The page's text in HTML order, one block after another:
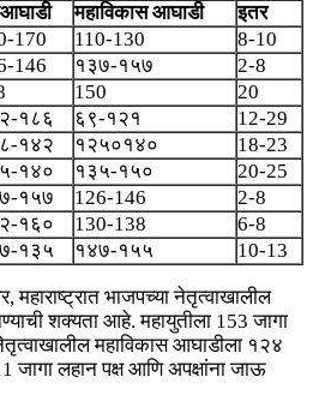
महाविकास आघाडी
इतर
170 110-130
8-10
146 १३७-१५७
2-8
150
20
१८६ ६९-१२१
12-29
१४२ १२५०१४०
18-23
१४० १३५-१५०
20-25
१५७ 126-146
2-8
१६० 130-138
6-8
१३५ १४७-१५५ 10-13
भाजपच्या नेतृत्वाखालील
शक्यता आहे. महायुतीला 153 जागा
महाविकास आघाडीला १२४
जागा लहान पक्ष आणि अपक्षांना जाऊ